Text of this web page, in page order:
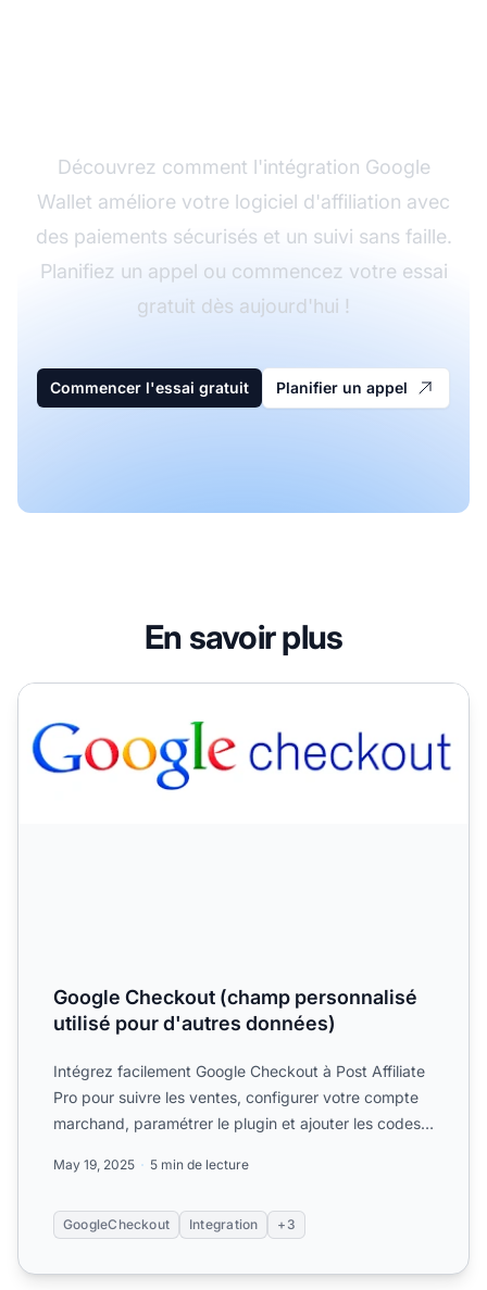
Découvrez comment l'intégration Google
Wallet améliore votre logiciel d'affiliation avec
des paiements sécurisés et un suivi sans faille.
Planifiez un appel ou commencez votre essai
gratuit dès aujourd'hui !
Commencer l'essai gratuit Planifier un appel
En savoir plus
Google Checkout (champ personnalisé utilisé pour
Google Checkout (champ personnalisé
utilisé pour d'autres données)
Intégrez facilement Google Checkout à Post Affiliate
Pro pour suivre les ventes, configurer votre compte
marchand, paramétrer le plugin et ajouter les codes
May 19, 2025 5 min de lecture
GoogleCheckout Integration +3